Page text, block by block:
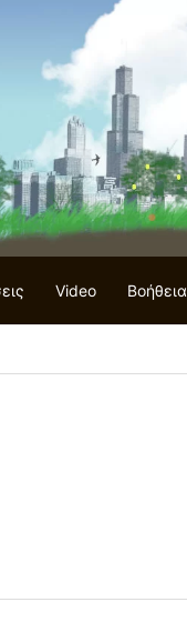
Video Βοήθεια